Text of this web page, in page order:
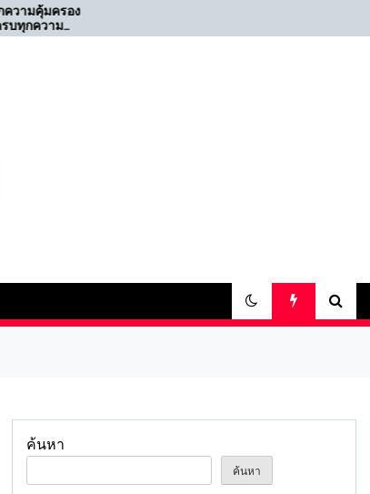
สะดวก ปลอดภัย ตอบโจทย์
ค้นหา
ค้นหา